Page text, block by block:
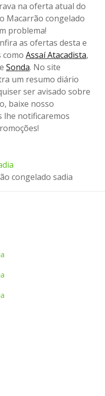
na oferta atual do
Macarrão congelado
problema!
as ofertas desta e
como Assaí Atacadista,
e Sonda. No site
um resumo diário
ser avisado sobre
baixe nosso
lhe notificaremos
congelado sadia